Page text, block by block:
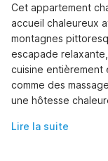
Cet appartement
accueil chaleureux
montagnes
escapade
cuisine entièrement
comme des
une hôtesse
Lire la suite